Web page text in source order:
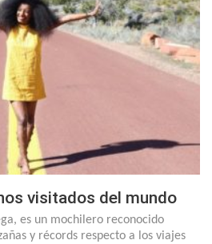
visitados del mundo
es un mochilero reconocido
y récords respecto a los viajes